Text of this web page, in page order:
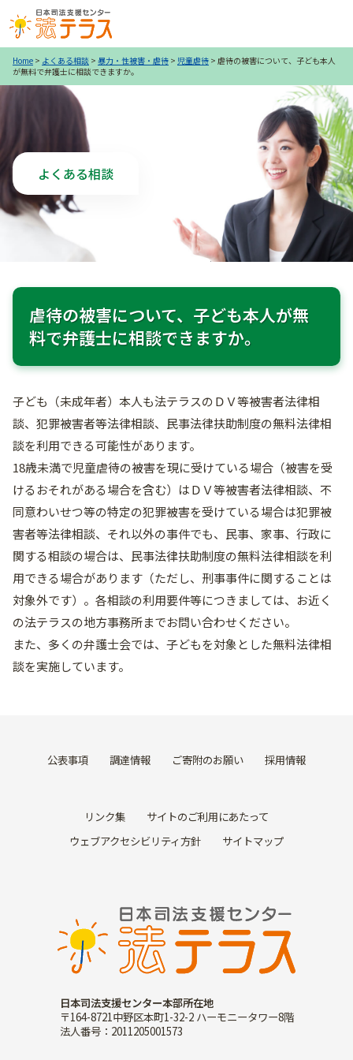
Home > よくある相談 > 暴力・性被害・虐待 > 児童虐待 > 虐待の被害について、子ども本人
が無料で弁護士に相談できますか。
よくある相談
虐待の被害について、子ども本人が無
料で弁護士に相談できますか。
子ども（未成年者）本人も法テラスのＤＶ等被害者法律相
談、犯罪被害者等法律相談、民事法律扶助制度の無料法律相
談を利用できる可能性があります。
18歳未満で児童虐待の被害を現に受けている場合（被害を受
けるおそれがある場合を含む）はＤＶ等被害者法律相談、不
同意わいせつ等の特定の犯罪被害を受けている場合は犯罪被
害者等法律相談、それ以外の事件でも、民事、家事、行政に
関する相談の場合は、民事法律扶助制度の無料法律相談を利
用できる場合があります（ただし、刑事事件に関することは
対象外です）。各相談の利用要件等につきましては、お近く
の法テラスの地方事務所までお問い合わせください。
また、多くの弁護士会では、子どもを対象とした無料法律相
談を実施しています。
公表事項 調達情報 ご寄附のお願い 採用情報
リンク集
サイトのご利用にあたって
ウェブアクセシビリティ方針
サイトマップ
日本司法支援センター本部所在地
〒164-8721中野区本町1-32-2 ハーモニータワー8階
法人番号：2011205001573